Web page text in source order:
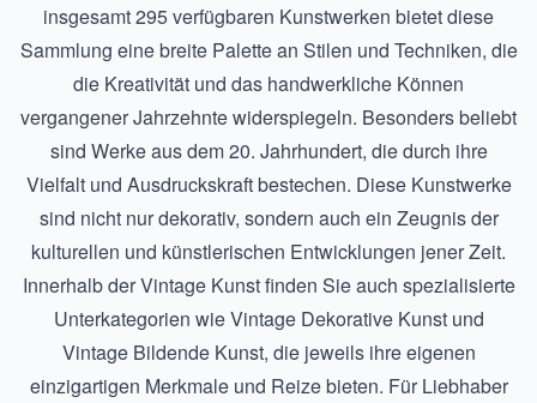
insgesamt 295 verfügbaren Kunstwerken bietet diese
Sammlung eine breite Palette an Stilen und Techniken, die
die Kreativität und das handwerkliche Können
vergangener Jahrzehnte widerspiegeln. Besonders beliebt
sind Werke aus dem 20. Jahrhundert, die durch ihre
Vielfalt und Ausdruckskraft bestechen. Diese Kunstwerke
sind nicht nur dekorativ, sondern auch ein Zeugnis der
kulturellen und künstlerischen Entwicklungen jener Zeit.
Innerhalb der Vintage Kunst finden Sie auch spezialisierte
Unterkategorien wieVintage Dekorative Kunstund
Vintage Bildende Kunst, die jeweils ihre eigenen
einzigartigen Merkmale und Reize bieten. Für Liebhaber